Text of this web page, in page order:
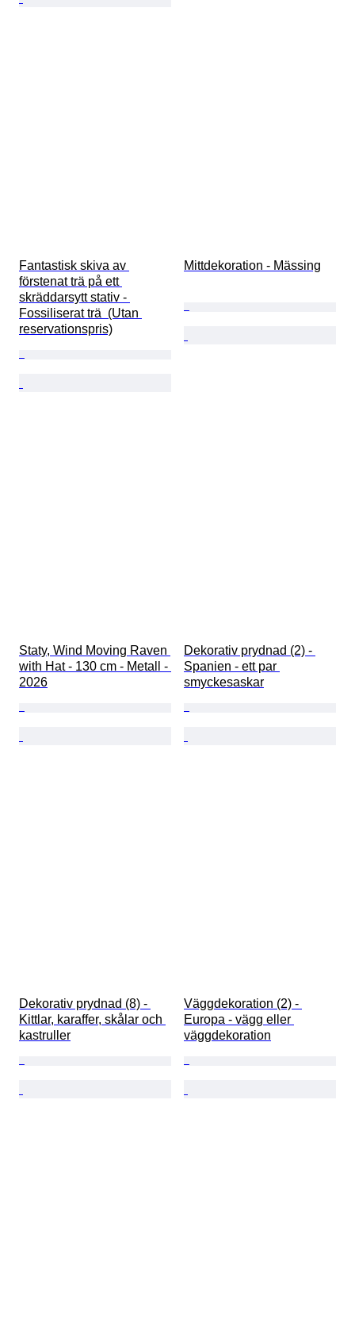
Fantastisk skiva av
förstenat trä på ett
skräddarsytt stativ -
Fossiliserat trä  (Utan
reservationspris)
Mittdekoration - Mässing
Staty, Wind Moving Raven
with Hat - 130 cm - Metall -
2026
Dekorativ prydnad (2) -
Spanien - ett par
smyckesaskar
Dekorativ prydnad (8) -
Kittlar, karaffer, skålar och
kastruller
Väggdekoration (2) -
Europa - vägg eller
väggdekoration